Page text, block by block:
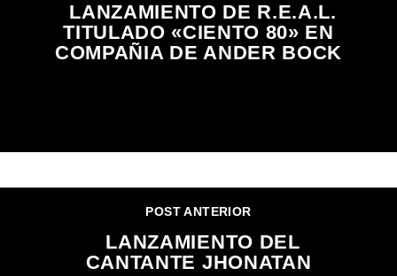
LANZAMIENTO DE R.E.A.L.
TITULADO «CIENTO 80» EN
COMPAÑIA DE ANDER BOCK
POST ANTERIOR
LANZAMIENTO DEL
CANTANTE JHONATAN